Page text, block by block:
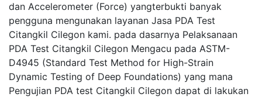
dan Accelerometer (Force) yangterbukti banyak
pengguna mengunakan layanan Jasa PDA Test
Citangkil Cilegon kami. pada dasarnya Pelaksanaan
PDA Test Citangkil Cilegon Mengacu pada ASTM-
D4945 (Standard Test Method for High-Strain
Dynamic Testing of Deep Foundations) yang mana
Pengujian PDA test Citangkil Cilegon dapat di lakukan